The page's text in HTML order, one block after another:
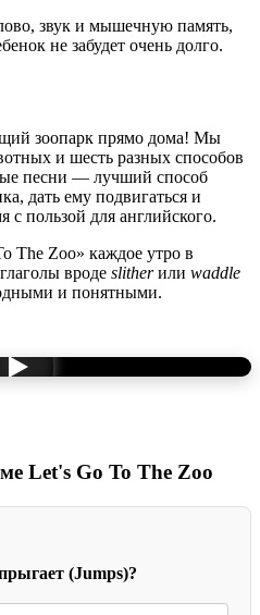
звук и мышечную память,
не забудет очень долго.
зоопарк прямо дома! Мы
и шесть разных способов
песни — лучший способ
дать ему подвигаться и
с пользой для английского.
The Zoo» каждое утро в
вроде slitherили waddle
и понятными.
Let's Go To The Zoo
(Jumps)?